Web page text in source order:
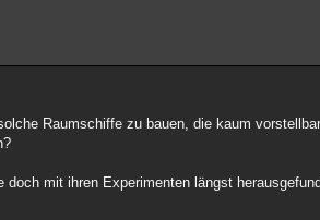
Raumschiffe zu bauen, die kaum
doch mit ihren Experimenten längst